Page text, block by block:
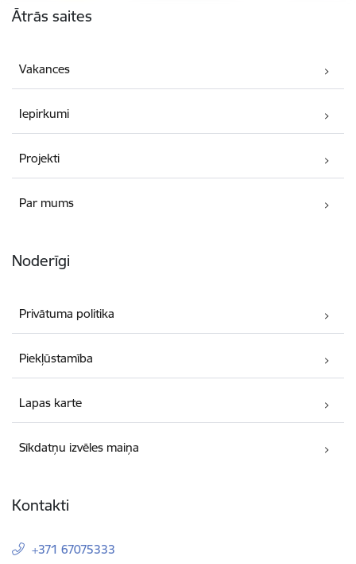
Ātrās saites
Vakances
Iepirkumi
Projekti
Par mums
Noderīgi
Privātuma politika
Piekļūstamība
Lapas karte
Sīkdatņu izvēles maiņa
Kontakti
+371 67075333